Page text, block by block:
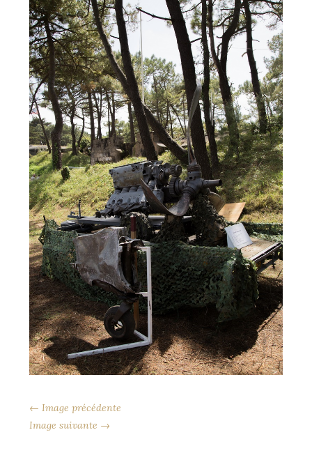
← Image précédente
Image suivante →